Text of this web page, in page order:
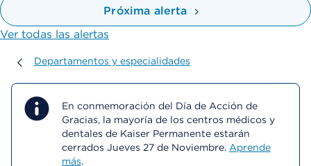
Próxima alerta
Ver todas las alertas
Departamentos y especialidades
Departamentos y especialidades
En conmemoración del Día de Acción de
Gracias, la mayoría de los centros médicos y
dentales de Kaiser Permanente estarán
cerrados Jueves 27 de Noviembre. Aprende
más.